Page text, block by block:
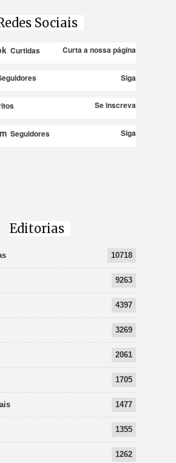
Sociais
Curtidas Curta a nossa página
Siga
Se inscreva
Seguidores Siga
Editorias
10718
9263
4397
3269
2061
1705
1477
1355
1262